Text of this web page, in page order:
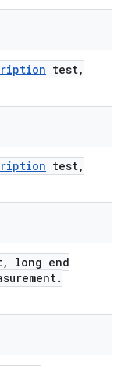
test,
test,
,
long end
.